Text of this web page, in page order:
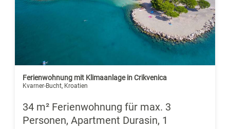
Ferienwohnung mit Klimaanlage in Crikvenica
Kvarner-Bucht, Kroatien
34 m² Ferienwohnung für max. 3
Personen, Apartment Durasin, 1